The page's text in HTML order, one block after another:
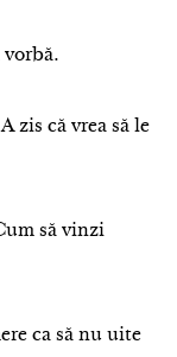
vorbă.
zis că vrea să le
să vinzi
ca să nu uite